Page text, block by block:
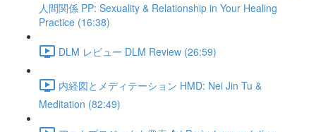
人間関係 PP: Sexuality & Relationship in Your Healing
Practice (16:38)
DLM レビュー DLM Review (26:59)
内経図とメディテーション HMD: Nei Jin Tu &
Meditation (82:49)